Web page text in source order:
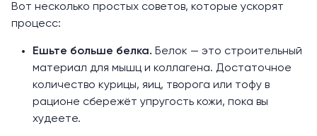
Вот несколько простых советов, которые ускорят
процесс:
Ешьте больше белка. Белок — это строительный
материал для мышц и коллагена. Достаточное
количество курицы, яиц, творога или тофу в
рационе сбережёт упругость кожи, пока вы
худеете.